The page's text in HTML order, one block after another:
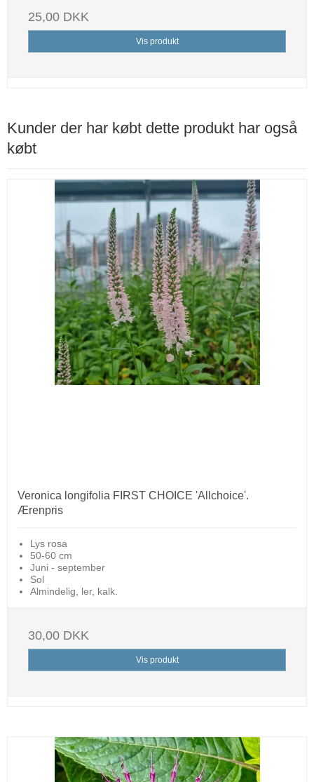
25,00 DKK
Vis produkt
Kunder der har købt dette produkt har også
købt
Veronica longifolia FIRST CHOICE 'Allchoice'.
Ærenpris
Lys rosa
50-60 cm
Juni - september
Sol
Almindelig, ler, kalk.
30,00 DKK
Vis produkt